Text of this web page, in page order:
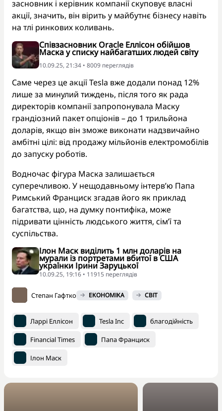
засновник і керівник компанії скуповує власні
акції, значить, він вірить у майбутнє бізнесу навіть
на тлі ринкових коливань.
Співзасновник Oracle Еллісон обійшов
Маска у списку найбагатших людей світу
10.09.25, 21:34 • 8009 переглядiв
Саме через це акції Tesla вже додали понад 12%
лише за минулий тиждень, після того як рада
директорів компанії запропонувала Маску
грандіозний пакет опціонів – до 1 трильйона
доларів, якщо він зможе виконати надзвичайно
амбітні цілі: від продажу мільйонів електромобілів
до запуску роботів.
Водночас фігура Маска залишається
суперечливою. У нещодавньому інтерв’ю Папа
Римський Франциск згадав його як приклад
багатства, що, на думку понтифіка, може
підривати цінність людського життя, сім’ї та
суспільства.
Ілон Маск виділить 1 млн доларів на
мурали із портретами вбитої в США
українки Ірини Заруцької
10.09.25, 19:16 • 11915 переглядiв
Степан Гафтко ЕКОНОМІКА СВІТ
Ларрі Еллісон Tesla Inc благодійність
Financial Times Папа Франциск
Ілон Маск